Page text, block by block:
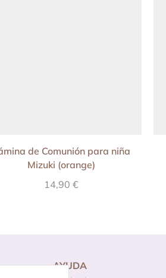
de Comunión para niña
Mizuki (orange)
14,90 €
AYUDA